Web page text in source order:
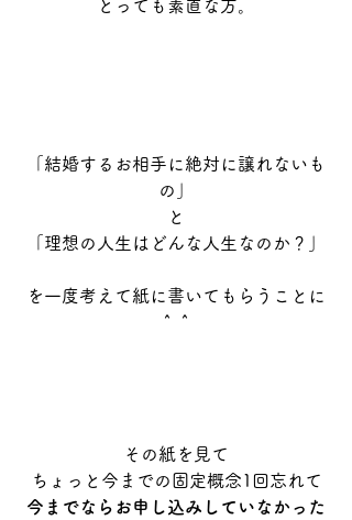
とっても素直な方。
「結婚するお相手に絶対に譲れないも
の」
と
「理想の人生はどんな人生なのか？」
を一度考えて紙に書いてもらうことに
＾＾
その紙を見て
ちょっと今までの固定概念1回忘れて
今までならお申し込みしていなかった